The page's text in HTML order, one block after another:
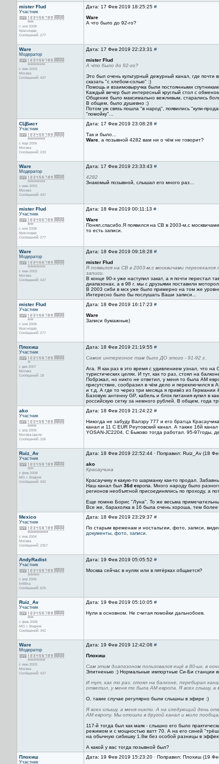
mister Flud
Участник
с ноя 2008
Краснодар
Сообщений: 277
Дата: 17 Фев 2019 18:25:25 #
Ware
А что было до 92-го?
Ware
Модератор
с июн 2003
Москва
Сообщений: 437
Дата: 17 Фев 2019 22:23:31 #
mister Flud
А что было до 92-го?
Это был очень культурный дежурный канал, где почти
сказать "с хлебом-солью" :)
Помощь и взаимовыручка были постоянными
Каждый вечер был интересный круглый стол с
Общение было максимально вежливым, старались
В общем, было душевно :)
Потом уж связь пошла "в народ", появились "купи-
"помойку"...
СЦБист
Участник
с мар 2006
Москва
Сообщений: 233
Дата: 17 Фев 2019 23:08:28 #
Так и было...
Ware , а позывной 4282 вам ни о чём не говорит?
Ware
Модератор
с июн 2003
Москва
Сообщений: 437
Дата: 17 Фев 2019 23:33:43 #
4282
Знакомый позывной, слышал его много раз...
mister Flud
Участник
с ноя 2008
Краснодар
Сообщений: 277
Дата: 18 Фев 2019 00:11:13 #
Ware
Понял,спасибо.Я появился на СВ в 2003-м,с
то есть записи.
Ware
Модератор
с июн 2003
Москва
Сообщений: 437
Дата: 18 Фев 2019 09:18:28 #
mister Flud
Я появился на СВ в 2003-м,с москвичами
записи.
В конце 90-х уже наступил закат, а я почти перестал
диапазонах, а в 98 г. мы с друзьями поставили
В 2003 сиби в мск уже было примерно на том же
Интересно было бы послушать Ваши записи...
mister Flud
Участник
с ноя 2008
Краснодар
Сообщений: 277
Дата: 18 Фев 2019 16:17:23 #
Ware
Записи бумажные)
Плохиш
Участник
с дек 2007
Москва
Сообщений: 18
Дата: 18 Фев 2019 21:19:55 #
Самое интересное там было ДО этого - 91-92 г.
Ага. Я как раз в это время с удивлением узнал, что
туристических целях. И тут, как то раз, стоял на
Побрэкал, но никто не ответил, у меня то была AM
присутствие, сообразил в чём дело и переключился в
и т.д. А где то через три месяца я привёз из
Базовую антенну GP, кабель и блок питания купил в
российскую сетку за немного рублей. В общем, года
ako
Участник
с апр 2005
Москва-Центр
Сообщений: 106
Дата: 18 Фев 2019 21:24:22 #
Никогда не забуду Валэру 777 и его братца
канал и 11 C EUR Реутовский канал. А также 16й
YOSAN-JC2204. С Быково тогда работал. 95-97годы,
Ruiz_Av
Участник
с фев 2008
МО. г. Видное
Сообщений: 342
Дата: 18 Фев 2019 22:52:44 · Поправил: Ruiz_Av (18
ako
Красаучика
Красаучику я какую-то шарманку как-то продал.
Наш канал был 36d европа. Много народу было
регионов необъятной присоединялись по проходу, а
Еще помню Борис "Луна". То же весьма
Все же, барахолка в 16 была очень хороша, тем более
Mexico
Участник
с янв 2004
Москва
Сообщений: 2357
Дата: 18 Фев 2019 23:29:37 #
По старым временам и ностальгии, фото, записи,
документы, фото, записи.
AndyRadist
Участник
с апр 2005
kn88xa
Сообщений: 625
Дата: 19 Фев 2019 05:05:52 #
Москва сейчас в нулях или в пятёрках общается?
Ruiz_Av
Участник
с фев 2008
МО. г. Видное
Сообщений: 342
Дата: 19 Фев 2019 05:10:05 #
Нули в основном. Не считая помойки дальнобоев.
Ware
Модератор
с июн 2003
Москва
Сообщений: 437
Дата: 19 Фев 2019 12:42:08 #
Плохиш
Сам этим диапазоном пользовался ещё в 80-ых, в
Элитненько :) Нормальные импортные Си-Би станции
И тут, как то раз, стоял на балконе, перебирал
ответил, у меня то была AM европа. Я всех слышу, а
О, такие случае регулярно были слышны в эфире :)
Я всех слышу, а меня никто. А на следующий день
АМ европу. Мы отошли в другой канал и мило
117-й тогда был как маяк - слышно его было
режимом и с мощностью ватт 70. А на его синей
на обычную сибишку 1.8м без особой разницы в
А какой у вас тогда позывной был?
Плохиш
Участник
Дата: 19 Фев 2019 15:23:20 · Поправил: Плохиш (19